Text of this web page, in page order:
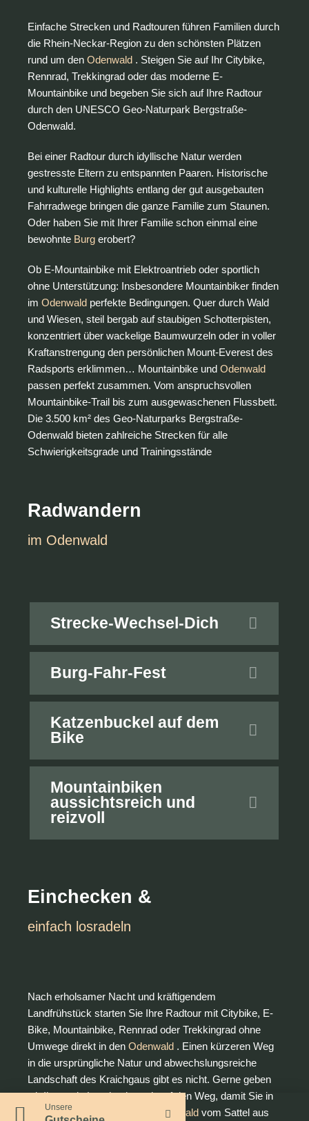
Einfache Strecken und Radtouren führen Familien durch
die Rhein-Neckar-Region zu den schönsten Plätzen
rund um denOdenwald . Steigen Sie auf Ihr Citybike,
Rennrad, Trekkingrad oder das moderne E-
Mountainbike und begeben Sie sich auf Ihre Radtour
durch den UNESCO Geo-Naturpark Bergstraße-
Odenwald.
Bei einer Radtour durch idyllische Natur werden
gestresste Eltern zu entspannten Paaren. Historische
und kulturelle Highlights entlang der gut ausgebauten
Fahrradwege bringen die ganze Familie zum Staunen.
Oder haben Sie mit Ihrer Familie schon einmal eine
bewohnte Burgerobert?
Ob E-Mountainbike mit Elektroantrieb oder sportlich
ohne Unterstützung: Insbesondere Mountainbiker finden
imOdenwald perfekte Bedingungen. Quer durch Wald
und Wiesen, steil bergab auf staubigen Schotterpisten,
konzentriert über wackelige Baumwurzeln oder in voller
Kraftanstrengung den persönlichen Mount-Everest des
Radsports erklimmen… Mountainbike undOdenwald
passen perfekt zusammen. Vom anspruchsvollen
Mountainbike-Trail bis zum ausgewaschenen Flussbett.
Die 3.500 km² des Geo-Naturparks Bergstraße-
Odenwald bieten zahlreiche Strecken für alle
Schwierigkeitsgrade und Trainingsstände
Radwandern
im Odenwald
Strecke-Wechsel-Dich
Burg-Fahr-Fest
Katzenbuckel auf dem
Bike
Mountainbiken
aussichtsreich und
reizvoll
Einchecken &
einfach losradeln
Nach erholsamer Nacht und kräftigendem
Landfrühstück starten Sie Ihre Radtour mit Citybike, E-
Bike, Mountainbike, Rennrad oder Trekkingrad ohne
Umwege direkt in denOdenwald . Einen kürzeren Weg
in die ursprüngliche Natur und abwechslungsreiche
Landschaft des Kraichgaus gibt es nicht. Gerne geben
wir Ihnen ein Lunchpaket mit auf den Weg, damit Sie in
Ruhe und ohne Sorgen den
Odenwaldvom Sattel aus
Unsere